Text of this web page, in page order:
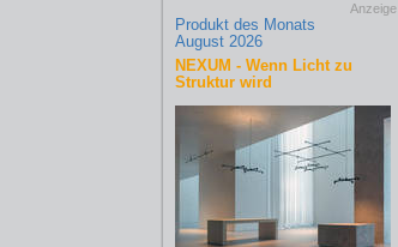
Anzeige
Produkt des Monats
August 2026
NEXUM - Wenn Licht zu
Struktur wird